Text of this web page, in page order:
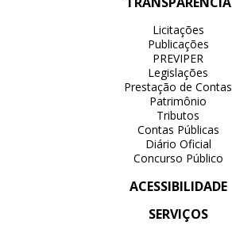
Licitações
Publicações
PREVIPER
Legislações
Prestação de Contas
Patrimônio
Tributos
Contas Públicas
Diário Oficial
Concurso Público
ACESSIBILIDADE
SERVIÇOS